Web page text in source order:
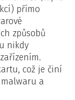
přímo
způsobů
nikdy
což je činí
a